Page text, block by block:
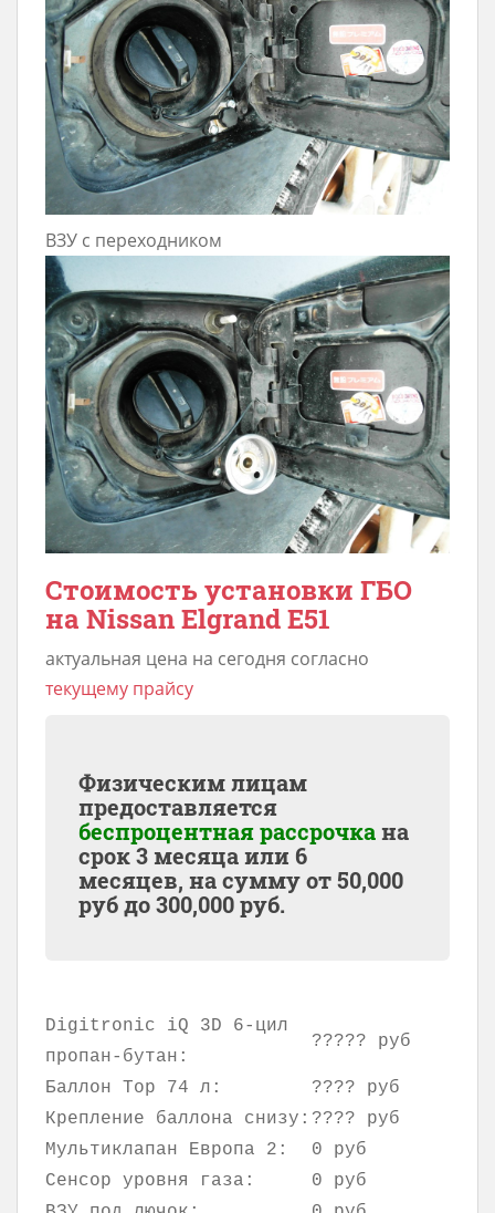
ВЗУ с переходником
Стоимость установки ГБО
на Nissan Elgrand E51
актуальная цена на сегодня согласно
текущему прайсу
Физическим лицам
предоставляется
беспроцентная рассрочкана
срок 3 месяца или 6
месяцев, на сумму от50,000
руб до300,000руб.
Digitronic iQ 3D 6-цил
пропан-бутан:
????? руб
Баллон Тор 74 л:
???? руб
Крепление баллона снизу: ???? руб
Мультиклапан Европа 2:
0 руб
Сенсор уровня газа:
0 руб